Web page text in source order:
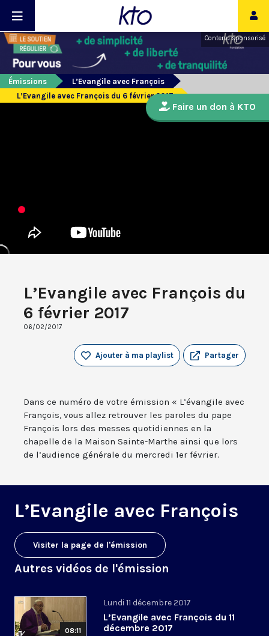
Contenu sponsorisé
Émissions
L’Evangile avec François
L’Evangile avec François du 6 février 2017
L’Evangile avec François du
6 février 2017
06/02/2017
Partager
Ajouter à ma playlist
Dans ce numéro de votre émission « L’évangile avec
François, vous allez retrouver les paroles du pape
François lors des messes quotidiennes en la
chapelle de la Maison Sainte-Marthe ainsi que lors
de l’audience générale du mercredi 1er février.
L’Evangile avec François
Visiter la page de l'émission
Autres vidéos de l'émission
08:11
Lundi 11 décembre 2017
L’Evangile avec François du 11
décembre 2017
Faire un don à KTO